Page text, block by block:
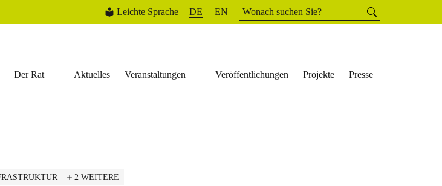
Suchen
nach:
Suchen
DE EN
Leichte Sprache
Der Rat Aktuelles Veranstaltungen Veröffentlichungen Projekte Presse
2 WEITERE